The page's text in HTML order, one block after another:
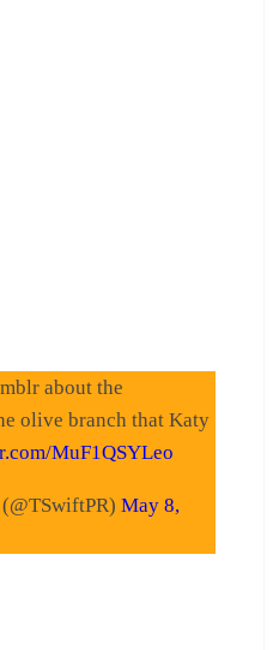
about the
olive branch that Katy
MuF1QSYLeo
May 8,